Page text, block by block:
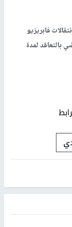
فابريزيو
بالتعاقد لمدة